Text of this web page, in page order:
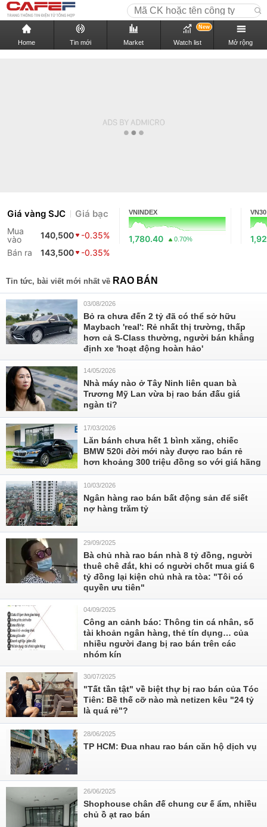
Home Tin mới Market Watch list
New
Mở rộng
Giá vàng SJC Giá bạc
Mua
vào
140,500
-0.35%
Bán ra
143,500 -0.35%
VNINDEX
1,780.40 0.70%
VN30
Tin tức, bài viết mới nhất về RAO BÁN
03/08/2026
Bỏ ra chưa đến 2 tỷ đã có thể sở hữu
Maybach 'real': Rẻ nhất thị trường, thấp
hơn cả S-Class thường, người bán khẳng
định xe 'hoạt động hoàn hảo'
14/05/2026
Nhà máy nào ở Tây Ninh liên quan bà
Trương Mỹ Lan vừa bị rao bán đấu giá
ngàn tỉ?
17/03/2026
Lăn bánh chưa hết 1 bình xăng, chiếc
BMW 520i đời mới này được rao bán rẻ
hơn khoảng 300 triệu đồng so với giá hãng
10/03/2026
Ngân hàng rao bán bất động sản để siết
nợ hàng trăm tỷ
29/09/2025
Bà chủ nhà rao bán nhà 8 tỷ đồng, người
thuê chê đắt, khi có người chốt mua giá 6
tỷ đồng lại kiện chủ nhà ra tòa: "Tôi có
quyền ưu tiên"
04/09/2025
Công an cảnh báo: Thông tin cá nhân, số
tài khoản ngân hàng, thẻ tín dụng… của
nhiều người đang bị rao bán trên các
nhóm kín
30/07/2025
"Tất tần tật" về biệt thự bị rao bán của Tóc
Tiên: Bề thế cỡ nào mà netizen kêu "24 tỷ
là quá rẻ"?
28/06/2025
TP HCM: Đua nhau rao bán căn hộ dịch vụ
26/06/2025
Shophouse chân đế chung cư ế ẩm, nhiều
chủ ồ ạt rao bán